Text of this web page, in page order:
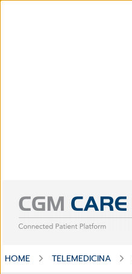
HOME TELEMEDICINA